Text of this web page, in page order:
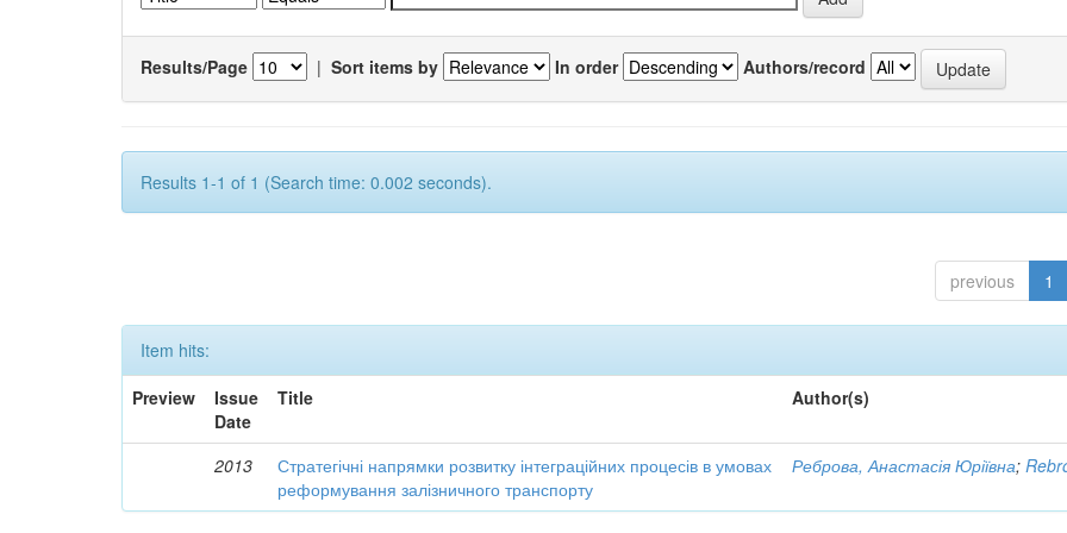
Results/Page | Sort items by In order Authors/record
Results 1-1 of 1 (Search time: 0.002 seconds).
previous 1
Item hits:
Preview
Issue
Date
Title Author(s)
2013
Стратегічні напрямки розвитку інтеграційних процесів в умовах
реформування залізничного транспорту
Реброва, Анастасія Юріївна;